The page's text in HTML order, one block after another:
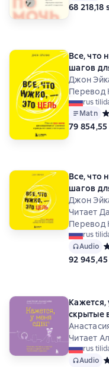
68 218,18
Все, что
шагов
Джон
Перевод
rus
Matn
79
Все, что
шагов
Джон
Читает
Перевод
rus
Audio
92
скрытые
Читает
rus
Audio